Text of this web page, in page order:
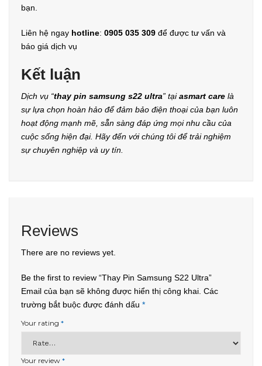
bạn.
Liên hệ ngay hotline: 0905 035 309 để được tư vấn và
báo giá dịch vụ
Kết luận
Dịch vụ “thay pin samsung s22 ultra” tạiasmart care là
sự lựa chọn hoàn hảo để đảm bảo điện thoại của bạn luôn
hoạt động mạnh mẽ, sẵn sàng đáp ứng mọi nhu cầu của
cuộc sống hiện đại. Hãy đến với chúng tôi để trải nghiệm
sự chuyên nghiệp và uy tín.
Reviews
There are no reviews yet.
Be the first to review “Thay Pin Samsung S22 Ultra”
Email của bạn sẽ không được hiển thị công khai. Các
trường bắt buộc được đánh dấu *
Your rating *
Your review *